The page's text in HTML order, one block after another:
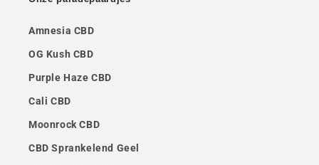
Amnesia CBD
OG Kush CBD
Purple Haze CBD
Cali CBD
Moonrock CBD
CBD Sprankelend Geel